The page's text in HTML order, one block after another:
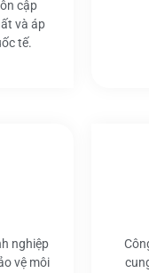
cập
và áp
tế.
nghiệp
vệ môi